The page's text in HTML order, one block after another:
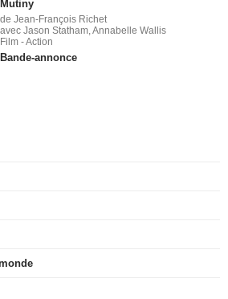
Mutiny
de Jean-François Richet
avec Jason Statham, Annabelle Wallis
Film - Action
Bande-annonce